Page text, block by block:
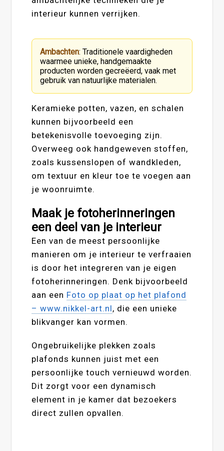
interieur kunnen verrijken.
Ambachten: Traditionele vaardigheden
waarmee unieke, handgemaakte
producten worden gecreëerd, vaak met
gebruik van natuurlijke materialen.
Keramieke potten, vazen, en schalen
kunnen bijvoorbeeld een
betekenisvolle toevoeging zijn.
Overweeg ook handgeweven stoffen,
zoals kussenslopen of wandkleden,
om textuur en kleur toe te voegen aan
je woonruimte.
Maak je fotoherinneringen
een deel van je interieur
Een van de meest persoonlijke
manieren om je interieur te verfraaien
is door het integreren van je eigen
fotoherinneringen. Denk bijvoorbeeld
aan een Foto op plaat op het plafond
– www.nikkel-art.nl, die een unieke
blikvanger kan vormen.
Ongebruikelijke plekken zoals
plafonds kunnen juist met een
persoonlijke touch vernieuwd worden.
Dit zorgt voor een dynamisch
element in je kamer dat bezoekers
direct zullen opvallen.